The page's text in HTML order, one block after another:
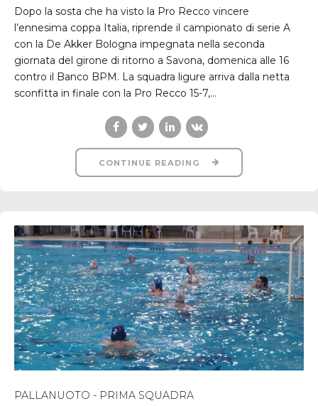
Dopo la sosta che ha visto la Pro Recco vincere
l’ennesima coppa Italia, riprende il campionato di serie A
con la De Akker Bologna impegnata nella seconda
giornata del girone di ritorno a Savona, domenica alle 16
contro il Banco BPM. La squadra ligure arriva dalla netta
sconfitta in finale con la Pro Recco 15-7,...
CONTINUE READING
PALLANUOTO - PRIMA SQUADRA